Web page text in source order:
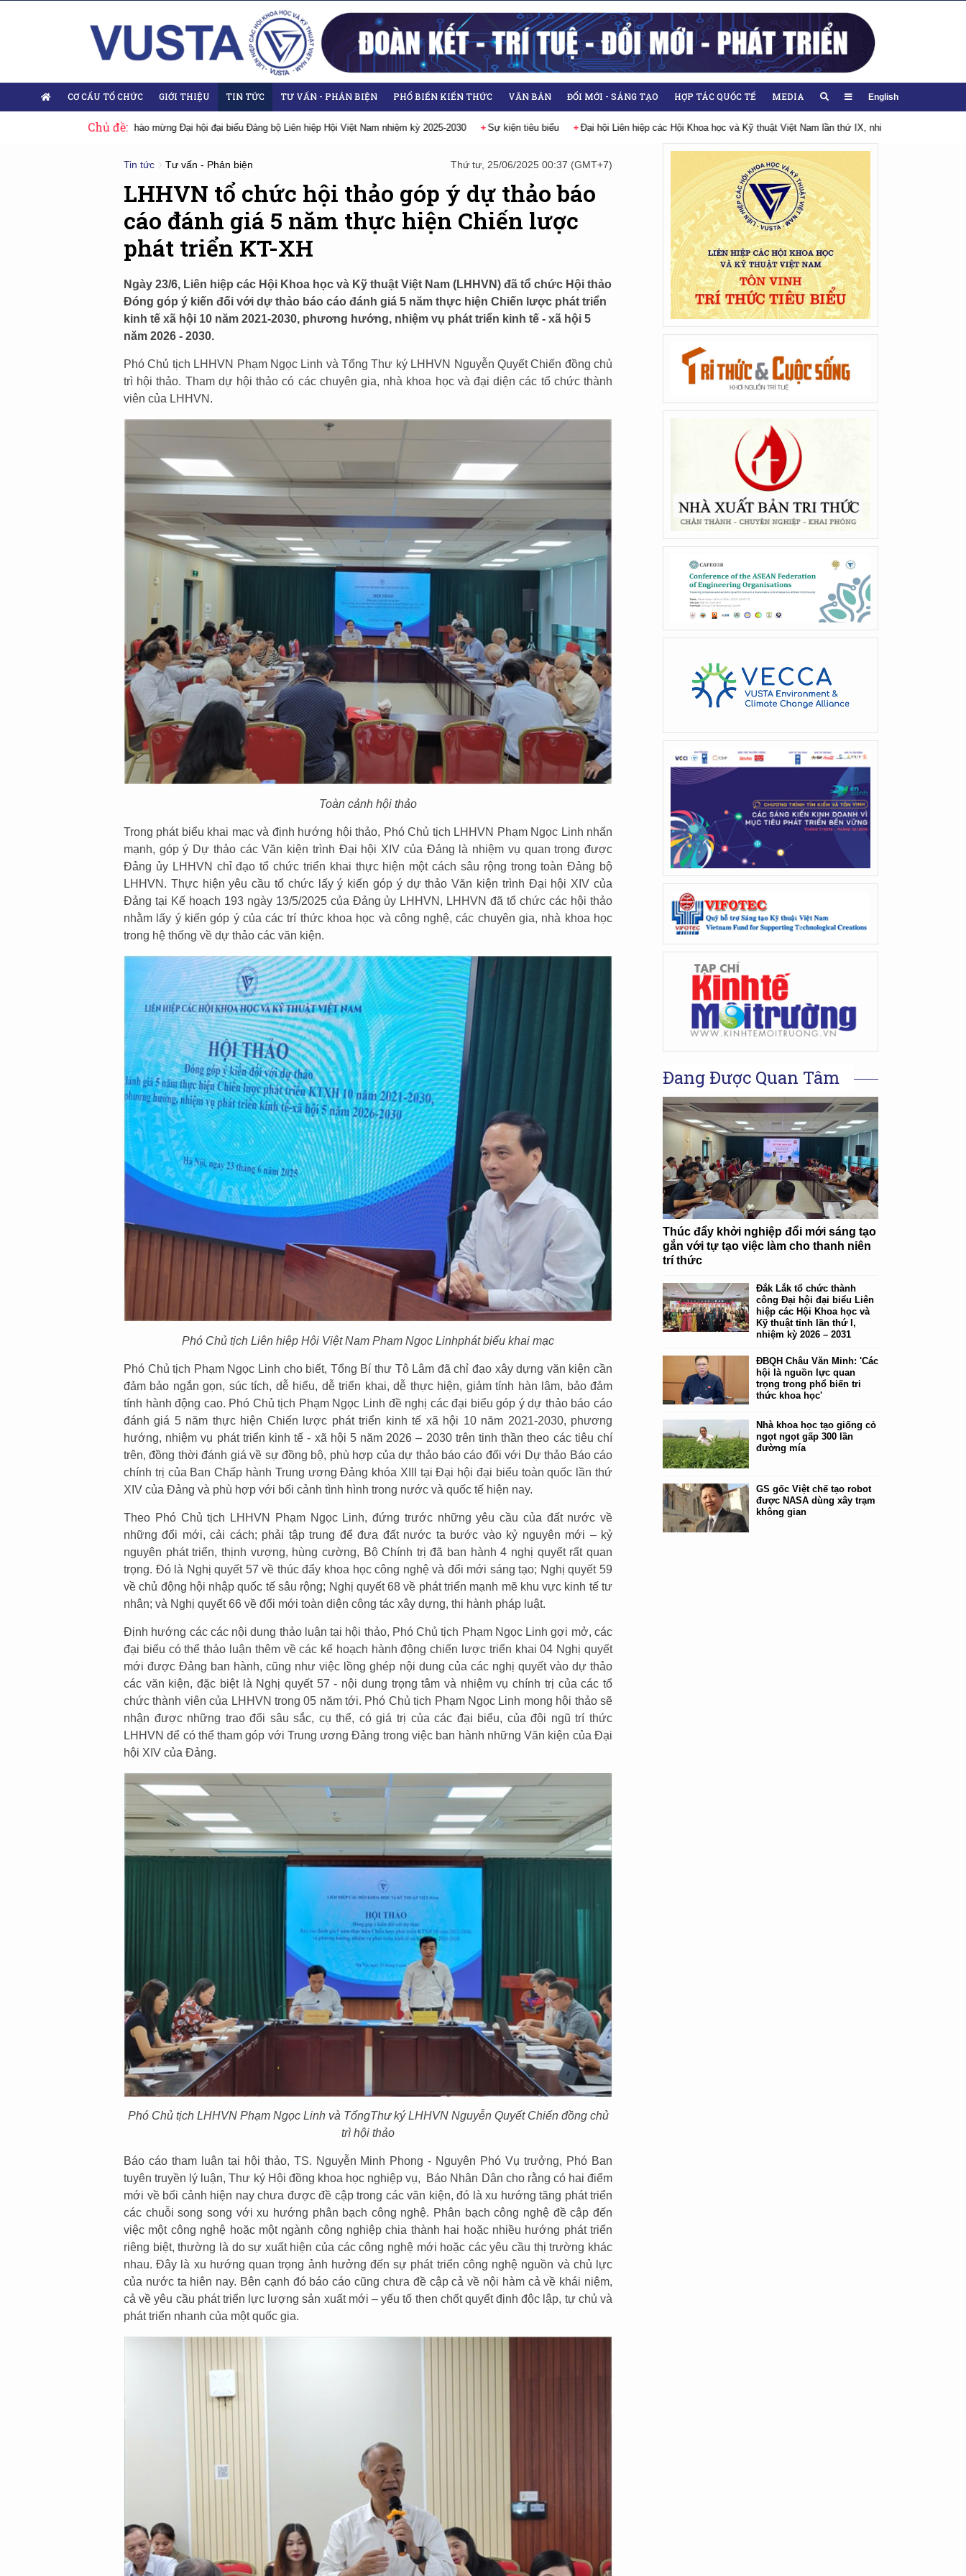
CƠ CẤU TỔ CHỨC GIỚI THIỆU TIN TỨC TƯ VẤN - PHẢN BIỆN PHỔ BIẾN KIẾN THỨC VĂN BẢN ĐỔI MỚI - SÁNG TẠO HỢP TÁC QUỐC TẾ MEDIA English
Chủ đề:
Hội Việt Nam nhiệm kỳ 2025-2030 Sự kiện tiêu biểu Đại hội Liên hiệp các Hội Khoa học và Kỹ thuật Việt Nam lần thứ IX, nhiệm kỳ 2026-2031 Hướng tới Đại hội lần thứ XIV của Đảng Chào mừng Đại hội đại
Tin tức Tư vấn - Phản biện Thứ tư, 25/06/2025 00:37 (GMT+7)
LHHVN tổ chức hội thảo góp ý dự thảo báo
cáo đánh giá 5 năm thực hiện Chiến lược
phát triển KT-XH
Ngày 23/6, Liên hiệp các Hội Khoa học và Kỹ thuật Việt Nam (LHHVN) đã tổ chức Hội thảo
Đóng góp ý kiến đối với dự thảo báo cáo đánh giá 5 năm thực hiện Chiến lược phát triển
kinh tế xã hội 10 năm 2021-2030, phương hướng, nhiệm vụ phát triển kinh tế - xã hội 5
năm 2026 - 2030.
Phó Chủ tịch LHHVN Phạm Ngọc Linh và Tổng Thư ký LHHVN Nguyễn Quyết Chiến đồng chủ
trì hội thảo. Tham dự hội thảo có các chuyên gia, nhà khoa học và đại diện các tổ chức thành
viên của LHHVN.
Toàn cảnh hội thảo
Trong phát biểu khai mạc và định hướng hội thảo, Phó Chủ tịch LHHVN Phạm Ngọc Linh nhấn
mạnh, góp ý Dự thảo các Văn kiện trình Đại hội XIV của Đảng là nhiệm vụ quan trọng được
Đảng ủy LHHVN chỉ đạo tổ chức triển khai thực hiện một cách sâu rộng trong toàn Đảng bộ
LHHVN. Thực hiện yêu cầu tổ chức lấy ý kiến góp ý dự thảo Văn kiện trình Đại hội XIV của
Đảng tại Kế hoạch 193 ngày 13/5/2025 của Đảng ủy LHHVN, LHHVN đã tổ chức các hội thảo
nhằm lấy ý kiến góp ý của các trí thức khoa học và công nghệ, các chuyên gia, nhà khoa học
trong hệ thống về dự thảo các văn kiện.
Phó Chủ tịch Liên hiệp Hội Việt Nam Phạm Ngọc Linhphát biểu khai mạc
Phó Chủ tịch Phạm Ngọc Linh cho biết, Tổng Bí thư Tô Lâm đã chỉ đạo xây dựng văn kiện cần
đảm bảo ngắn gọn, súc tích, dễ hiểu, dễ triển khai, dễ thực hiện, giảm tính hàn lâm, bảo đảm
tính hành động cao. Phó Chủ tịch Phạm Ngọc Linh đề nghị các đại biểu góp ý dự thảo báo cáo
đánh giá 5 năm thực hiện Chiến lược phát triển kinh tế xã hội 10 năm 2021-2030, phương
hướng, nhiệm vụ phát triển kinh tế - xã hội 5 năm 2026 – 2030 trên tinh thần theo các tiêu chí
trên, đồng thời đánh giá về sự đồng bộ, phù hợp của dự thảo báo cáo đối với Dự thảo Báo cáo
chính trị của Ban Chấp hành Trung ương Đảng khóa XIII tại Đại hội đại biểu toàn quốc lần thứ
XIV của Đảng và phù hợp với bối cảnh tình hình trong nước và quốc tế hiện nay.
Theo Phó Chủ tịch LHHVN Phạm Ngọc Linh, đứng trước những yêu cầu của đất nước về
những đổi mới, cải cách; phải tập trung để đưa đất nước ta bước vào kỷ nguyên mới – kỷ
nguyên phát triển, thịnh vượng, hùng cường, Bộ Chính trị đã ban hành 4 nghị quyết rất quan
trọng. Đó là Nghị quyết 57 về thúc đẩy khoa học công nghệ và đổi mới sáng tạo; Nghị quyết 59
về chủ động hội nhập quốc tế sâu rộng; Nghị quyết 68 về phát triển mạnh mẽ khu vực kinh tế tư
nhân; và Nghị quyết 66 về đổi mới toàn diện công tác xây dựng, thi hành pháp luật.
Định hướng các các nội dung thảo luận tại hội thảo, Phó Chủ tịch Phạm Ngọc Linh gợi mở, các
đại biểu có thể thảo luận thêm về các kế hoạch hành động chiến lược triển khai 04 Nghị quyết
mới được Đảng ban hành, cũng như việc lồng ghép nội dung của các nghị quyết vào dự thảo
các văn kiện, đặc biệt là Nghị quyết 57 - nội dung trọng tâm và nhiệm vụ chính trị của các tổ
chức thành viên của LHHVN trong 05 năm tới. Phó Chủ tịch Phạm Ngọc Linh mong hội thảo sẽ
nhận được những trao đổi sâu sắc, cụ thể, có giá trị của các đại biểu, của đội ngũ trí thức
LHHVN để có thể tham góp với Trung ương Đảng trong việc ban hành những Văn kiện của Đại
hội XIV của Đảng.
Phó Chủ tịch LHHVN Phạm Ngọc Linh và TổngThư ký LHHVN Nguyễn Quyết Chiến đồng chủ
trì hội thảo
Báo cáo tham luận tại hội thảo, TS. Nguyễn Minh Phong - Nguyên Phó Vụ trưởng, Phó Ban
tuyên truyền lý luận, Thư ký Hội đồng khoa học nghiệp vụ, Báo Nhân Dân cho rằng có hai điểm
mới về bối cảnh hiện nay chưa được đề cập trong các văn kiện, đó là xu hướng tăng phát triển
các chuỗi song song với xu hướng phân bạch công nghệ. Phân bạch công nghệ đề cập đến
việc một công nghệ hoặc một ngành công nghiệp chia thành hai hoặc nhiều hướng phát triển
riêng biệt, thường là do sự xuất hiện của các công nghệ mới hoặc các yêu cầu thị trường khác
nhau. Đây là xu hướng quan trọng ảnh hưởng đến sự phát triển công nghệ nguồn và chủ lực
của nước ta hiên nay. Bên cạnh đó báo cáo cũng chưa đề cập cả về nội hàm cả về khái niệm,
cả về yêu cầu phát triển lực lượng sản xuất mới – yếu tố then chốt quyết định độc lập, tự chủ và
phát triển nhanh của một quốc gia.
Đang Được Quan Tâm
Thúc đẩy khởi nghiệp đổi mới sáng tạo
gắn với tự tạo việc làm cho thanh niên
trí thức
Đắk Lắk tổ chức thành
công Đại hội đại biểu Liên
hiệp các Hội Khoa học và
Kỹ thuật tỉnh lần thứ I,
nhiệm kỳ 2026 – 2031
ĐBQH Châu Văn Minh: 'Các
hội là nguồn lực quan
trọng trong phổ biến tri
thức khoa học'
Nhà khoa học tạo giống cỏ
ngọt ngọt gấp 300 lần
đường mía
GS gốc Việt chế tạo robot
được NASA dùng xây trạm
không gian